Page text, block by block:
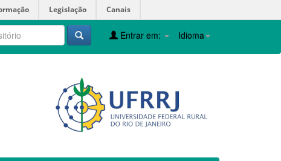
Legislação Canais
Idioma
Entrar em: